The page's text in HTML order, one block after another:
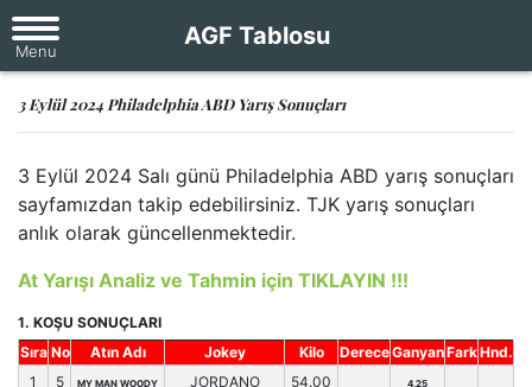
AGF Tablosu
3 Eylül 2024 Philadelphia ABD Yarış Sonuçları
3 Eylül 2024 Salı günü Philadelphia ABD yarış sonuçları
sayfamızdan takip edebilirsiniz. TJK yarış sonuçları
anlık olarak güncellenmektedir.
At Yarışı Analiz ve Tahmin için TIKLAYIN !!!
1. KOŞU SONUÇLARI
Sıra No Atın Adı Jokey Kilo DereceGanyanFarkHnd.
1
5
MY MAN WOODY
JORDANO
54.00 4,25